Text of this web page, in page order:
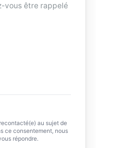
vous être rappelé
au sujet de
ce consentement, nous
répondre.